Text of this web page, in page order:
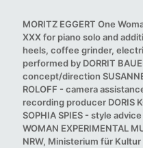
MORITZ EGGERT One
XXX for piano solo and
heels, coffee grinder,
performed by DORRIT
concept/direction
ROLOFF - camera
recording producer DORIS
SOPHIA SPIES - style
WOMAN EXPERIMENTAL
NRW, Ministerium für